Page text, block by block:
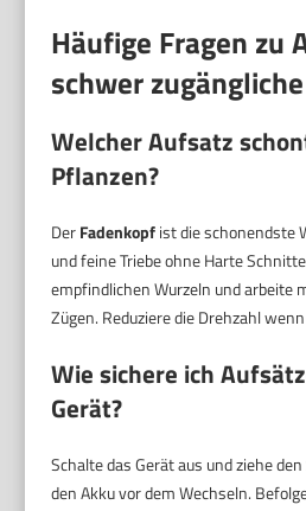
Häufige Fragen zu
schwer
Welcher Aufsatz
Pflanzen?
DerFadenkopfist die schonendste
und feine Triebe ohne Harte
empfindlichen Wurzeln und arbeite
Zügen. Reduziere die Drehzahl
Wie sichere ich
Gerät?
Schalte das Gerät aus und ziehe
den Akku vor dem Wechseln.